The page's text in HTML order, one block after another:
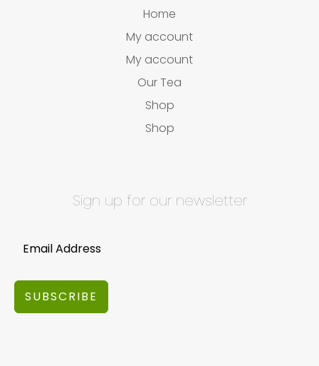
Home
My account
My account
Our Tea
Shop
Shop
Sign up for our newsletter
SUBSCRIBE